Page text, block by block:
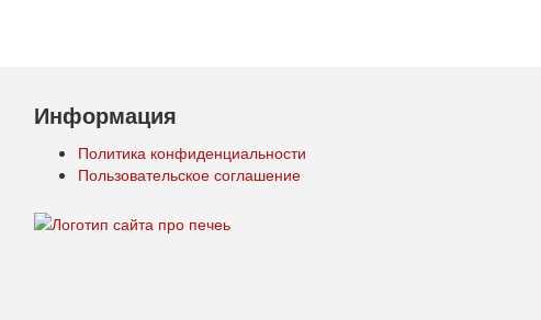
Информация
Политика конфиденциальности
Пользовательское соглашение